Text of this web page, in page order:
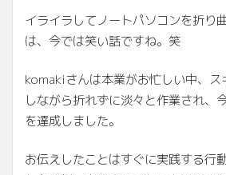
イライラしてノートパソコンを折り
は、今では笑い話ですね。笑
komakiさんは本業がお忙しい中、ス
しながら折れずに淡々と作業され、
を達成しました。
お伝えしたことはすぐに実践する行